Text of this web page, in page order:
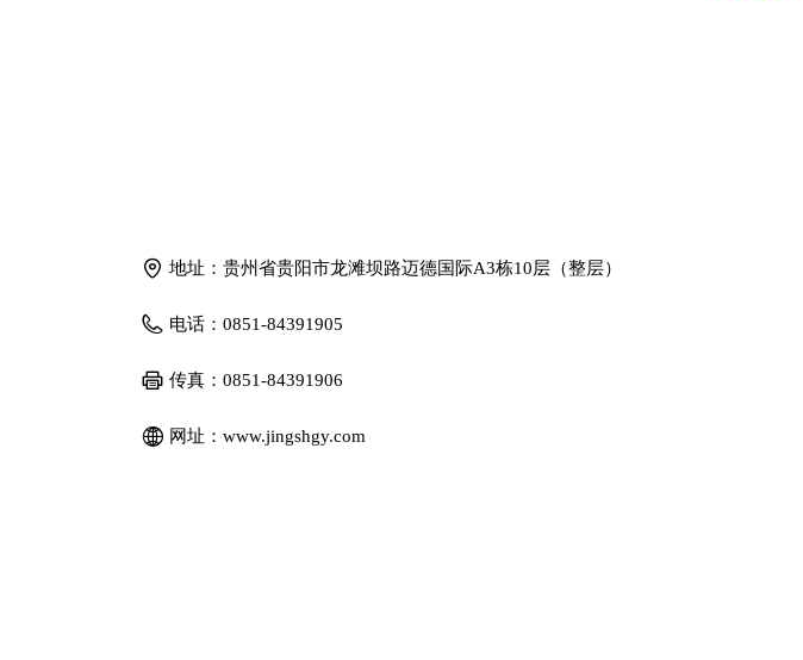
地址： 贵州省贵阳市龙滩坝路迈德国际A3栋10层（整层）
电话： 0851-84391905
传真： 0851-84391906
网址： www.jingshgy.com